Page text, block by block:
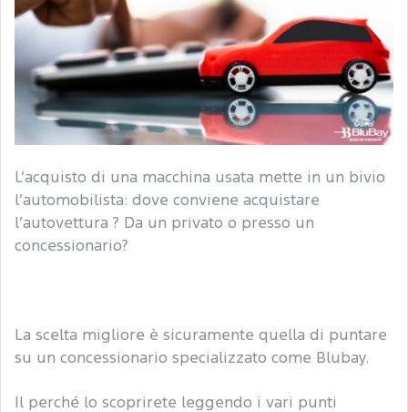
L’acquisto di una macchina usata mette in un bivio
l’automobilista: dove conviene acquistare
l’autovettura ? Da un privato o presso un
concessionario?
La scelta migliore è sicuramente quella di puntare
su un concessionario specializzato come Blubay.
Il perché lo scoprirete leggendo i vari punti